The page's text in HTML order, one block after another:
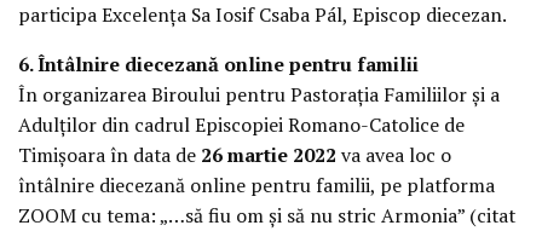
participa Excelența Sa Iosif Csaba Pál, Episcop diecezan.
6. Întâlnire diecezană online pentru familii
În organizarea Biroului pentru Pastorația Familiilor și a
Adulților din cadrul Episcopiei Romano-Catolice de
Timișoara în data de 26 martie 2022 va avea loc o
întâlnire diecezană online pentru familii, pe platforma
ZOOM cu tema: „…să fiu om și să nu stric Armonia” (citat